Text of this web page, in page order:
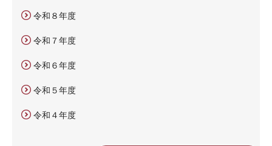
令和８年度
令和７年度
令和６年度
令和５年度
令和４年度